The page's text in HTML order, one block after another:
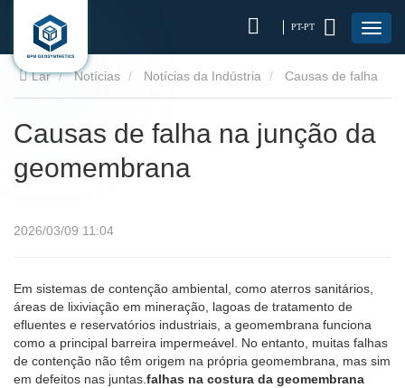
PT-PT
Lar Notícias Notícias da Indústria
Causas de falha na junção da
geomembrana
2026/03/09 11:04
Em sistemas de contenção ambiental, como aterros sanitários,
áreas de lixiviação em mineração, lagoas de tratamento de
efluentes e reservatórios industriais, a geomembrana funciona
como a principal barreira impermeável. No entanto, muitas falhas
de contenção não têm origem na própria geomembrana, mas sim
em defeitos nas juntas. falhas na costura da geomembrana